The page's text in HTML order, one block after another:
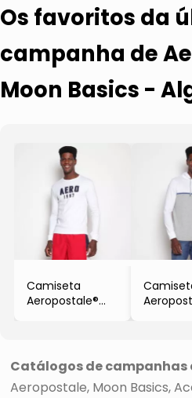
Os favoritos da
campanha de
Moon Basics -
Camiseta
Aeropostale®
Catálogos de campanhas
Aeropostale Moon Basics